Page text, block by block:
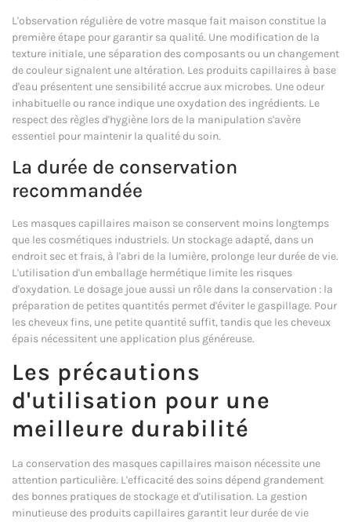
L'observation régulière de votre masque fait maison constitue la
première étape pour garantir sa qualité. Une modification de la
texture initiale, une séparation des composants ou un changement
de couleur signalent une altération. Les produits capillaires à base
d'eau présentent une sensibilité accrue aux microbes. Une odeur
inhabituelle ou rance indique une oxydation des ingrédients. Le
respect des règles d'hygiène lors de la manipulation s'avère
essentiel pour maintenir la qualité du soin.
La durée de conservation
recommandée
Les masques capillaires maison se conservent moins longtemps
que les cosmétiques industriels. Un stockage adapté, dans un
endroit sec et frais, à l'abri de la lumière, prolonge leur durée de vie.
L'utilisation d'un emballage hermétique limite les risques
d'oxydation. Le dosage joue aussi un rôle dans la conservation : la
préparation de petites quantités permet d'éviter le gaspillage. Pour
les cheveux fins, une petite quantité suffit, tandis que les cheveux
épais nécessitent une application plus généreuse.
Les précautions
d'utilisation pour une
meilleure durabilité
La conservation des masques capillaires maison nécessite une
attention particulière. L'efficacité des soins dépend grandement
des bonnes pratiques de stockage et d'utilisation. La gestion
minutieuse des produits capillaires garantit leur durée de vie